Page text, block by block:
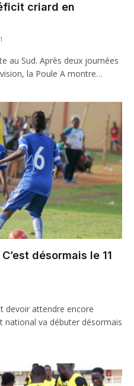
criard en
au Sud. Après deux journées
la Poule A montre…
désormais le 11
devoir attendre encore
national va débuter désormais